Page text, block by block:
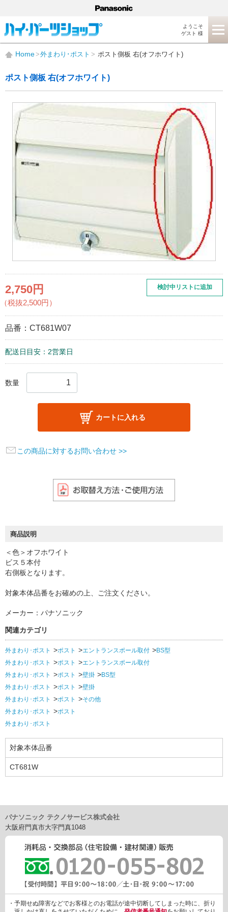
ようこそ
ゲスト 様
Home 外まわり･ポスト ポスト側板 右(オフホワイト)
ポスト側板 右(オフホワイト)
2,750円
（税抜2,500円）
品番： CT681W07
配送日目安：2営業日
検討中リストに追加
数量
カートに入れる
この商品に対するお問い合わせ >>
商品説明
＜色＞オフホワイト
ビス５本付
右側板となります。
対象本体品番をお確めの上、ご注文ください。
メーカー：パナソニック
関連カテゴリ
外まわり･ポスト ポスト エントランスポール取付
BS型
外まわり･ポスト
ポスト
エントランスポール取付
外まわり･ポスト
ポスト 壁掛
BS型
外まわり･ポスト
ポスト
壁掛
外まわり･ポスト
ポスト
その他
外まわり･ポスト
ポスト
外まわり･ポスト
対象本体品番
CT681W
パナソニック テクノサービス株式会社
大阪府門真市大字門真1048
・予期せぬ障害などでお客様とのお電話が途中切断してしまった時に、折り